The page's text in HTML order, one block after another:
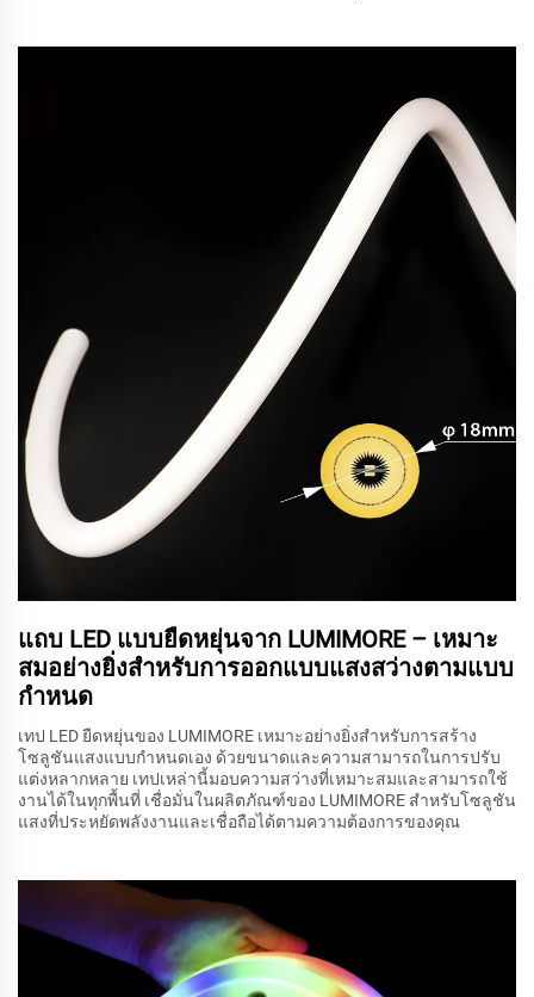
แถบ LED แบบยืดหยุ่นจาก LUMIMORE – เหมาะ
สมอย่างยิ่งสำหรับการออกแบบแสงสว่างตามแบบ
กำหนด
เทป LED ยืดหยุ่นของ LUMIMORE เหมาะอย่างยิ่งสำหรับการสร้าง
โซลูชันแสงแบบกำหนดเอง ด้วยขนาดและความสามารถในการปรับ
แต่งหลากหลาย เทปเหล่านี้มอบความสว่างที่เหมาะสมและสามารถใช้
งานได้ในทุกพื้นที่ เชื่อมั่นในผลิตภัณฑ์ของ LUMIMORE สำหรับโซลูชัน
แสงที่ประหยัดพลังงานและเชื่อถือได้ตามความต้องการของคุณ